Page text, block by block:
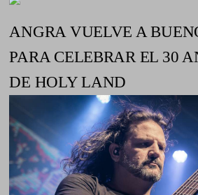
ANGRA VUELVE A
PARA CELEBRAR EL 30
DE HOLY LAND